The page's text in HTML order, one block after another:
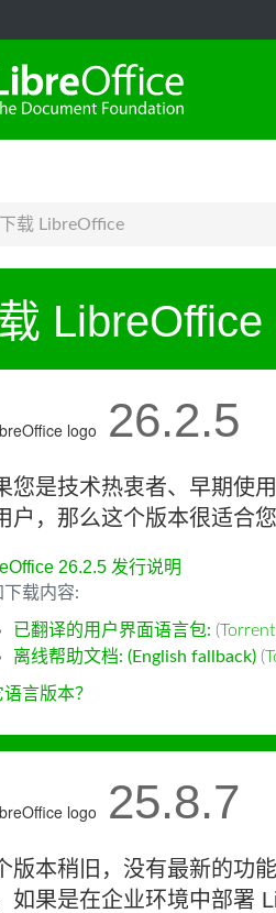
下载 LibreOffice
LibreOffice
26.2.5
您是技术热衷者、早期使
户，那么这个版本很适合您
26.2.5 发行说明
下载内容:
已翻译的用户界面语言包: (
离线帮助文档: (English fallback) (
言版本？
25.8.7
版本稍旧，没有最新的功
如果是在企业环境中部署